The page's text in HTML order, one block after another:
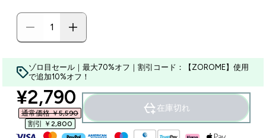
ゾロ目セール｜最大70%オフ｜割引コード：【ZOROME】使用
で追加10%オフ！
discounted price
¥2,790‎
通常価格 ￥5,590‎
割引 ￥2,800‎
在庫切れ